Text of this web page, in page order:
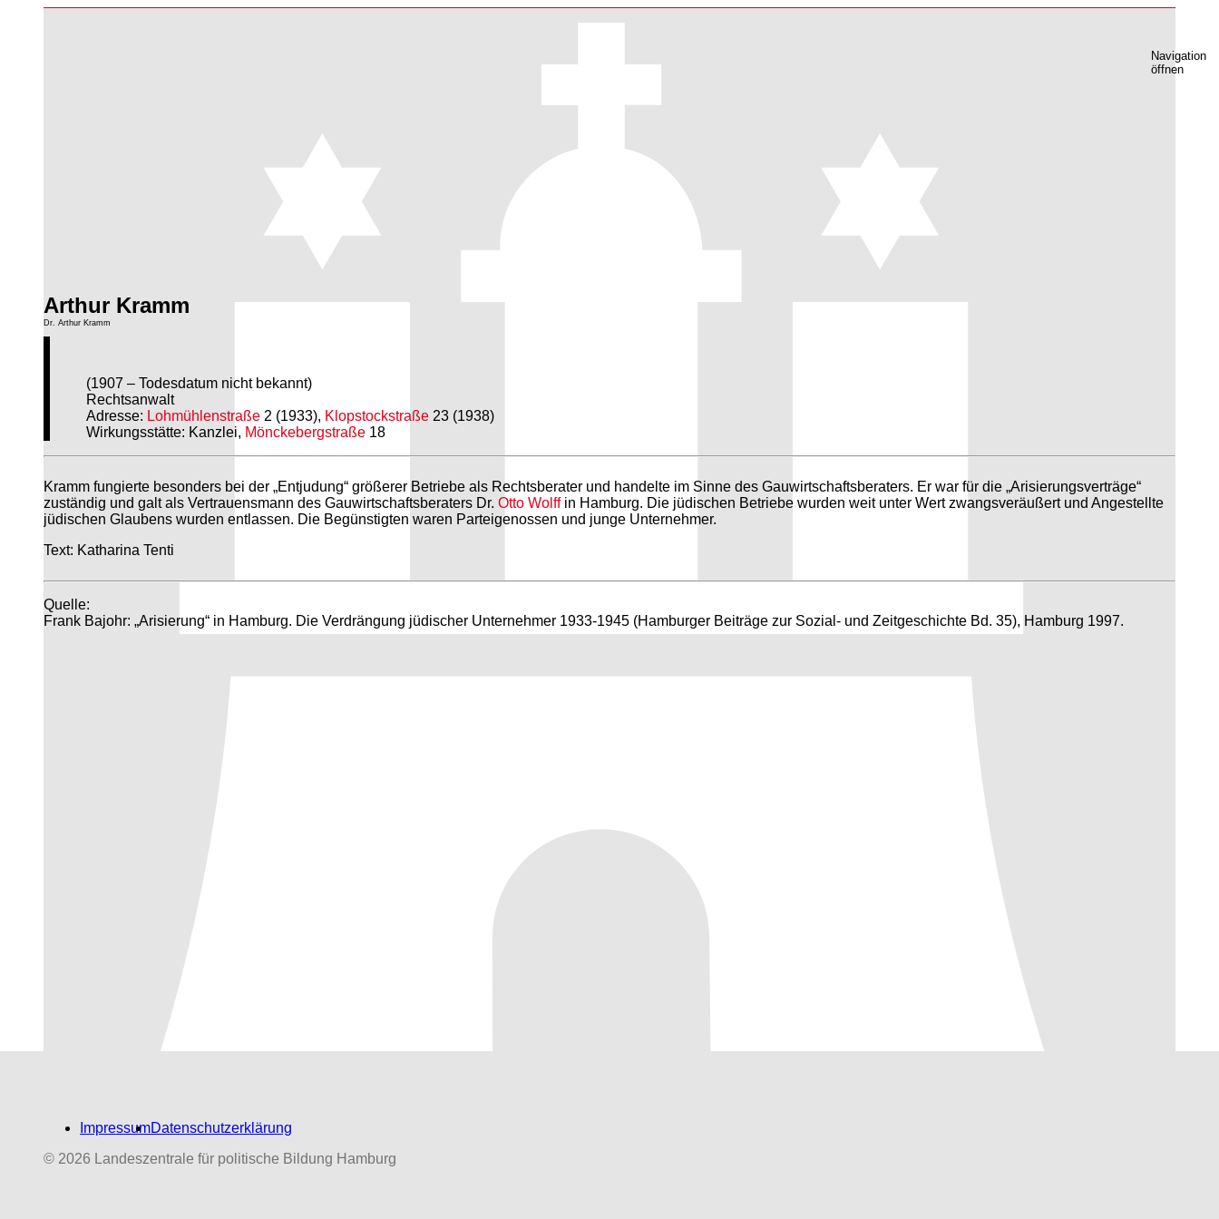
Navigation
öffnen
Arthur Kramm
Dr. Arthur Kramm
(1907 – Todesdatum nicht bekannt)
Rechtsanwalt
Adresse: Lohmühlenstraße 2 (1933), Klopstockstraße 23 (1938)
Wirkungsstätte: Kanzlei, Mönckebergstraße 18
Kramm fungierte besonders bei der „Entjudung“ größerer Betriebe als Rechtsberater und handelte im Sinne des Gauwirtschaftsberaters. Er war für die „Arisierungsverträge“
zuständig und galt als Vertrauensmann des Gauwirtschaftsberaters Dr. Otto Wolffin Hamburg. Die jüdischen Betriebe wurden weit unter Wert zwangsveräußert und Angestellte
jüdischen Glaubens wurden entlassen. Die Begünstigten waren Parteigenossen und junge Unternehmer.
Text: Katharina Tenti
Quelle:
Frank Bajohr: „Arisierung“ in Hamburg. Die Verdrängung jüdischer Unternehmer 1933-1945 (Hamburger Beiträge zur Sozial- und Zeitgeschichte Bd. 35), Hamburg 1997.
ImpressumDatenschutzerklärung
© 2026 Landeszentrale für politische Bildung Hamburg